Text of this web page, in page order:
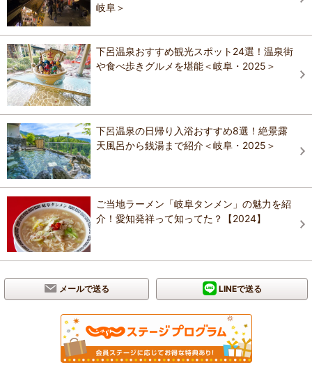
岐阜＞
下呂温泉おすすめ観光スポット24選！温泉街
や食べ歩きグルメを堪能＜岐阜・2025＞
下呂温泉の日帰り入浴おすすめ8選！絶景露
天風呂から銭湯まで紹介＜岐阜・2025＞
ご当地ラーメン「岐阜タンメン」の魅力を紹
介！愛知発祥って知ってた？【2024】
メールで送る LINEで送る